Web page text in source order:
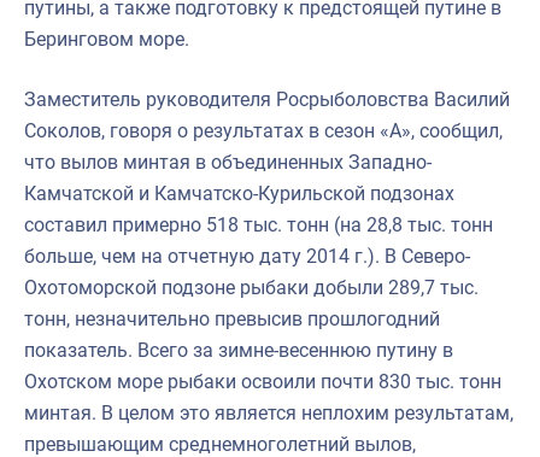
путины, а также подготовку к предстоящей путине в
Беринговом море.
Заместитель руководителя Росрыболовства Василий
Соколов, говоря о результатах в сезон «А», сообщил,
что вылов минтая в объединенных Западно-
Камчатской и Камчатско-Курильской подзонах
составил примерно 518 тыс. тонн (на 28,8 тыс. тонн
больше, чем на отчетную дату 2014 г.). В Северо-
Охотоморской подзоне рыбаки добыли 289,7 тыс.
тонн, незначительно превысив прошлогодний
показатель. Всего за зимне-весеннюю путину в
Охотском море рыбаки освоили почти 830 тыс. тонн
минтая. В целом это является неплохим результатам,
превышающим среднемноголетний вылов,